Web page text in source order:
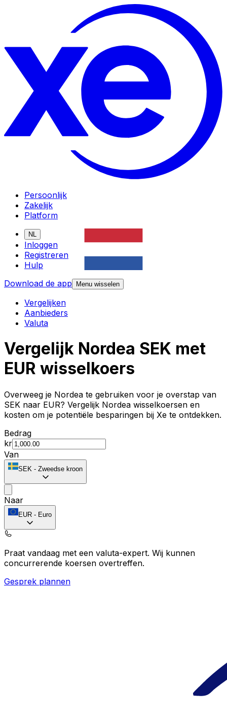
Persoonlijk
Zakelijk
Platform
NL
Inloggen
Registreren
Hulp
Download de app
Menu wisselen
Vergelijken
Aanbieders
Valuta
Vergelijk Nordea SEK met
EUR wisselkoers
Overweeg je Nordea te gebruiken voor je overstap van
SEK naar EUR? Vergelijk Nordea wisselkoersen en
kosten om je potentiële besparingen bij Xe te ontdekken.
Bedrag
kr
Van
SEK - Zweedse kroon
Naar
EUR - Euro
Praat vandaag met een valuta-expert. Wij kunnen
concurrerende koersen overtreffen.
Gesprek plannen